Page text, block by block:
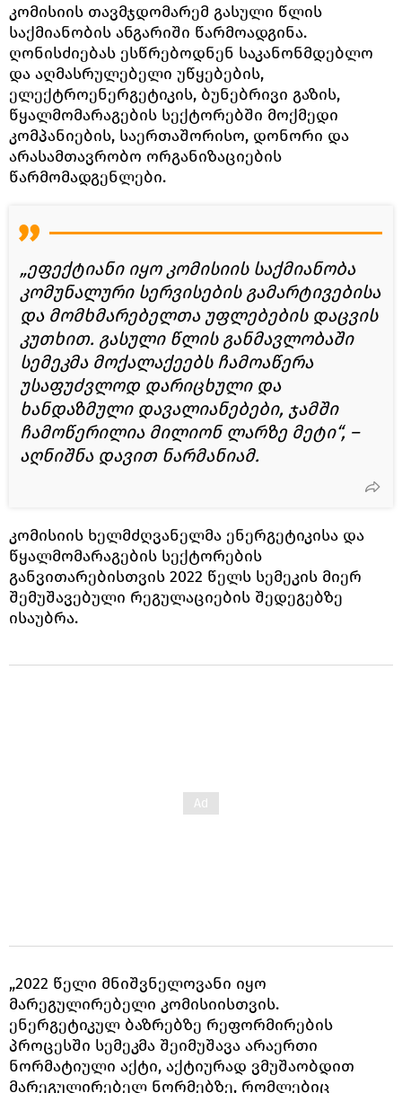
კომისიის თავმჯდომარემ გასული წლის
საქმიანობის ანგარიში წარმოადგინა.
ღონისძიებას ესწრებოდნენ საკანონმდებლო
და აღმასრულებელი უწყებების,
ელექტროენერგეტიკის, ბუნებრივი გაზის,
წყალმომარაგების სექტორებში მოქმედი
კომპანიების, საერთაშორისო, დონორი და
არასამთავრობო ორგანიზაციების
წარმომადგენლები.
„ეფექტიანი იყო კომისიის საქმიანობა
კომუნალური სერვისების გამარტივებისა
და მომხმარებელთა უფლებების დაცვის
კუთხით. გასული წლის განმავლობაში
სემეკმა მოქალაქეებს ჩამოაწერა
უსაფუძვლოდ დარიცხული და
ხანდაზმული დავალიანებები, ჯამში
ჩამოწერილია მილიონ ლარზე მეტი“, –
აღნიშნა დავით ნარმანიამ.
კომისიის ხელმძღვანელმა ენერგეტიკისა და
წყალმომარაგების სექტორების
განვითარებისთვის 2022 წელს სემეკის მიერ
შემუშავებული რეგულაციების შედეგებზე
ისაუბრა.
„2022 წელი მნიშვნელოვანი იყო
მარეგულირებელი კომისიისთვის.
ენერგეტიკულ ბაზრებზე რეფორმირების
პროცესში სემეკმა შეიმუშავა არაერთი
ნორმატიული აქტი, აქტიურად ვმუშაობდით
მარეგულირებელ ნორმებზე, რომლებიც